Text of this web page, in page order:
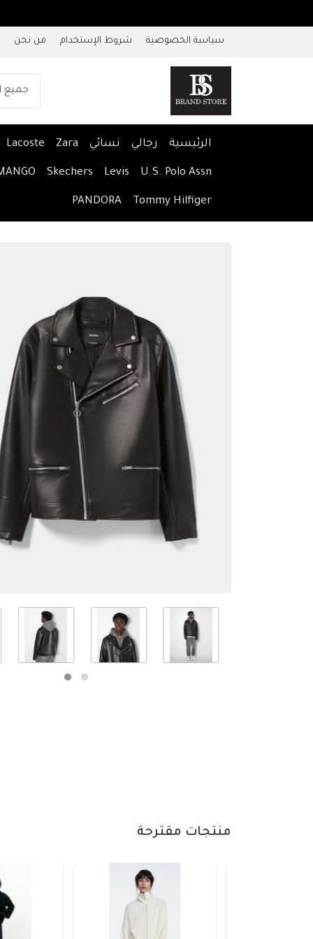
سياسة الخصوصية شروط الإستخدام من نحن
الرئيسية رجالي نسائي Zara
Lacoste
U.S. Polo Assn
Levis
Skechers
Tommy Hilfiger
PANDORA
منتجات مقترحة